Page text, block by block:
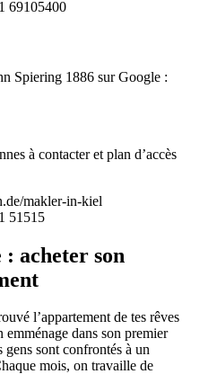
69105400
Spiering 1886 sur Google :
à contacter et plan d’accès
makler-in-kiel
51515
: acheter son
l’appartement de tes rêves
emménage dans son premier
gens sont confrontés à un
mois, on travaille de